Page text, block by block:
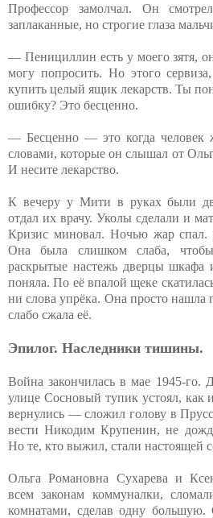
Профессор замолчал. Он
заплаканные, но строгие глаза
— Пенициллин есть у моего зятя,
могу попросить. Но этого
купить целый ящик лекарств. Ты
ошибку? Это бесценно.
— Бесценно — это когда
словами, которые он слышал от
И несите лекарство.
К вечеру у Мити в руках были
отдал их врачу. Уколы сделали и
Кризис миновал. Ночью жар спал.
Она была слишком слаба,
раскрытые настежь дверцы шкафа
поняла. По её впалой щеке
ни слова упрёка. Она просто
слабо сжала её.
Эпилог. Наследники тишины.
Война закончилась в мае 1945-го.
улице Сосновый тупик устоял,
вернулись — сложил голову в
вести Никодим Крупенин, не
Но те, кто выжил, стали настоящей
Ольга Романовна Сухарева и
всем законам коммуналки,
комнатами, сделав одну